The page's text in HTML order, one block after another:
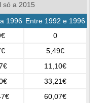
só a 2015
1996 Entre 1992 e 1996
0
5,49€
11,10€
33,21€
60,07€